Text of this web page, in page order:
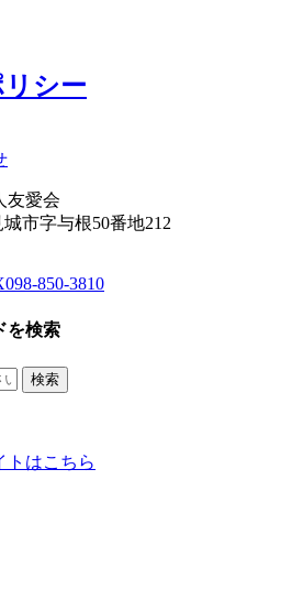
シー
友愛会
市字与根50番地212
098-850-3810
を検索
検索
トはこちら